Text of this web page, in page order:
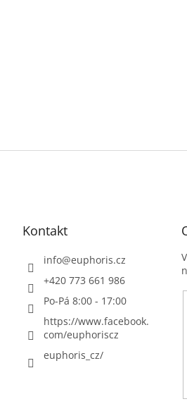
Kontakt
info@euphoris.cz
+420 773 661 986
Po-Pá 8:00 - 17:00
https://www.facebook.
com/euphoriscz
euphoris_cz/